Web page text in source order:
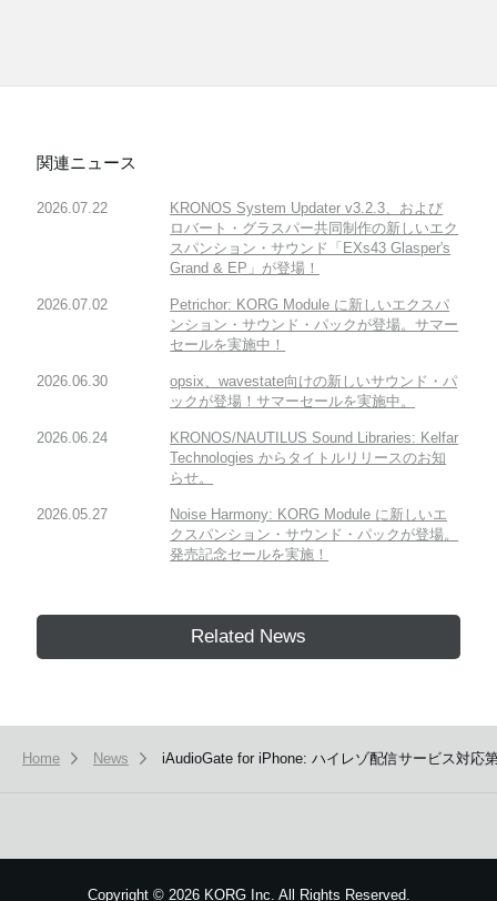
関連ニュース
2026.07.22
KRONOS System Updater v3.2.3、および
ロバート・グラスパー共同制作の新しいエク
スパンション・サウンド「EXs43 Glasper's
Grand & EP」が登場！
2026.07.02
Petrichor: KORG Module に新しいエクスパ
ンション・サウンド・パックが登場。サマー
セールを実施中！
2026.06.30
opsix、wavestate向けの新しいサウンド・パ
ックが登場！サマーセールを実施中。
2026.06.24
KRONOS/NAUTILUS Sound Libraries: Kelfar
Technologies からタイトルリリースのお知
らせ。
2026.05.27
Noise Harmony: KORG Module に新しいエ
クスパンション・サウンド・パックが登場。
発売記念セールを実施！
Related News
Home News iAudioGate for iPhone: ハイレゾ配信サービス対応
Copyright ©2026 KORG Inc. All Rights Reserved.